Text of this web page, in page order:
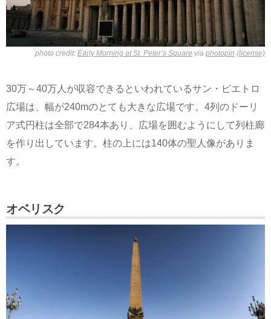
photo credit: Early Morning at St. Peter’s Square via photopin (license)
30万～40万人が収容できるといわれているサン・ピエトロ
広場は、幅が240mのとても大きな広場です。4列のドーリ
ア式円柱は全部で284本あり、広場を囲むようにして列柱廊
を作り出しています。柱の上には140体の聖人像がありま
す。
オベリスク